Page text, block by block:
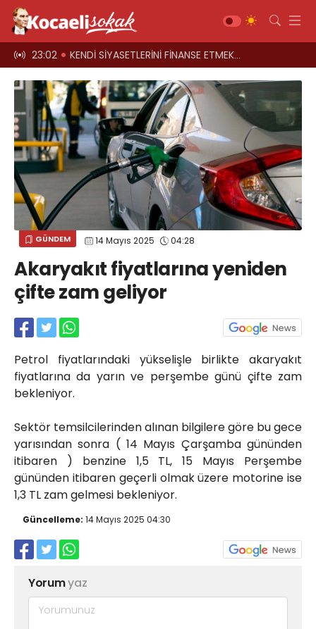
oyun 23:02 KENDİ SİYASETLERİNİ FİNANSE ETMEK İÇİN KOCAELİ'Yİ HARCIYORLAR
GÜNDEM 14 Mayıs 2025 04:28
Akaryakıt fiyatlarına yeniden
çifte zam geliyor
Petrol fiyatlarındaki yükselişle birlikte akaryakıt
fiyatlarına da yarın ve perşembe günü çifte zam
bekleniyor.
Sektör temsilcilerinden alınan bilgilere göre bu gece
yarısından sonra ( 14 Mayıs Çarşamba gününden
itibaren ) benzine 1,5 TL, 15 Mayıs Perşembe
gününden itibaren geçerli olmak üzere motorine ise
1,3 TL zam gelmesi bekleniyor.
Güncelleme: 14 Mayıs 2025 04:30
Yorumyaz
Siyaset
Asayiş
Ekonomi
Sağlık
Magazin
Spor
Diğer
Teknoloji
Kültür-Sanat
Akkavaklar Caddesi No:17/4 İzmit-
KOCAELİ